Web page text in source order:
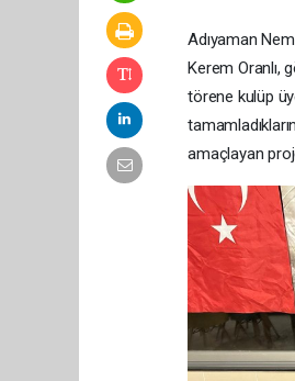
Adıyaman
Kerem Oranlı,
törene kulüp
amaçlayan